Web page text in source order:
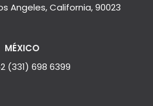
Angeles, California, 90023
MÉXICO
(331) 698 6399